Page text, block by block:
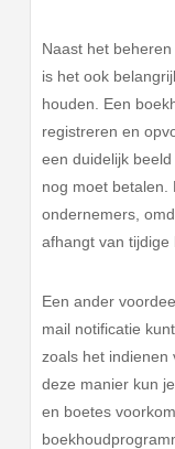
Naast het
is het ook
houden. Een
registreren en
een duidelijk
nog moet betalen.
ondernemers,
afhangt van tijdige
Een ander
mail notificatie
zoals het indienen
deze manier kun
en boetes